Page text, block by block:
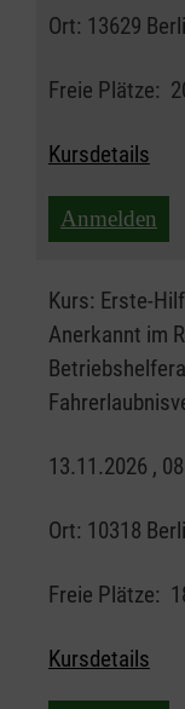
Ort: 13629
Freie Plätze:
Kursdetails
Anmelden
Kurs: Erste-
Anerkannt im
13.11.2026 ,
Ort: 10318
Freie Plätze:
Kursdetails